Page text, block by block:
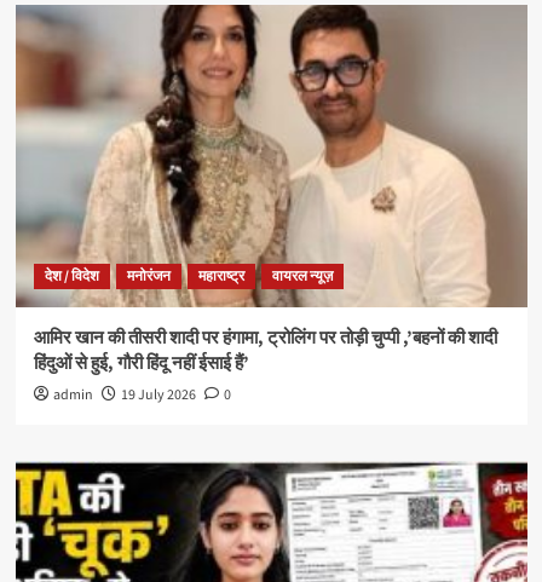
देश / विदेश मनोरंजन महाराष्ट्र वायरल न्यूज़
आमिर खान की तीसरी शादी पर हंगामा, ट्रोलिंग पर तोड़ी चुप्पी ,’बहनों की शादी
हिंदुओं से हुई, गौरी हिंदू नहीं ईसाई हैं’
admin 19 July 2026 0